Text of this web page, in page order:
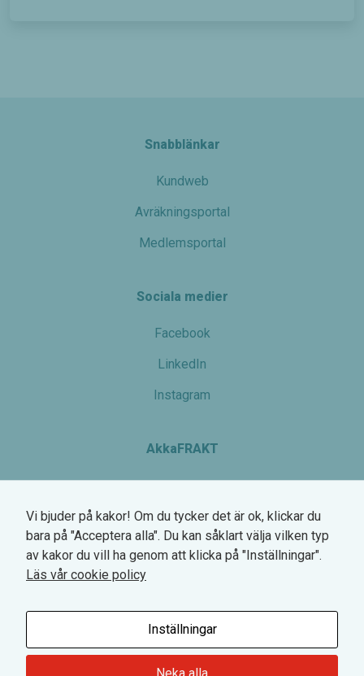
Snabblänkar
Kundweb
Avräkningsportal
Medlemsportal
Sociala medier
Facebook
LinkedIn
Instagram
AkkaFRAKT
Växel: 0770-780 700
Hemsögatan 6
211 24 Malmö
Org.nr. 745000-2568
Vi bjuder på kakor! Om du tycker det är ok, klickar du
bara på "Acceptera alla". Du kan såklart välja vilken typ
av kakor du vill ha genom att klicka på "Inställningar".
Läs vår cookie policy
Inställningar
välja bort. De
att hemsidan
fungera.
förbättra
uppbyggnad,
hur
används.
ska prestera
så bra som
möjligt